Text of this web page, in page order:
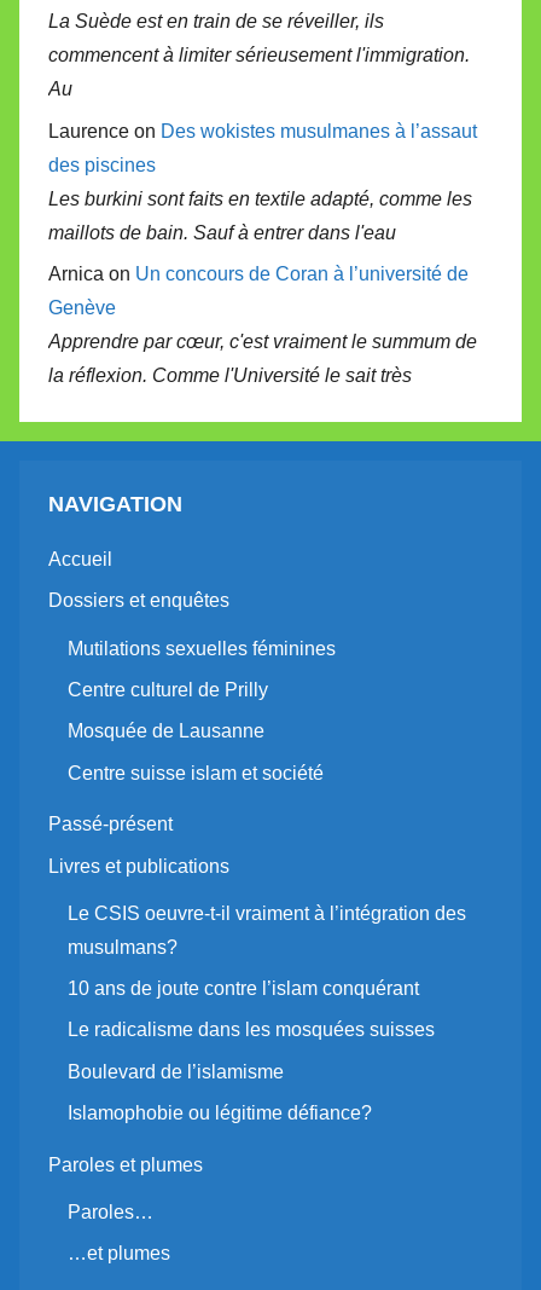
La Suède est en train de se réveiller, ils
commencent à limiter sérieusement l'immigration.
Au
Laurence on Des wokistes musulmanes à l’assaut
des piscines
Les burkini sont faits en textile adapté, comme les
maillots de bain. Sauf à entrer dans l'eau
Arnica on Un concours de Coran à l’université de
Genève
Apprendre par cœur, c'est vraiment le summum de
la réflexion. Comme l'Université le sait très
NAVIGATION
Accueil
Dossiers et enquêtes
Mutilations sexuelles féminines
Centre culturel de Prilly
Mosquée de Lausanne
Centre suisse islam et société
Passé-présent
Livres et publications
Le CSIS oeuvre-t-il vraiment à l’intégration des
musulmans?
10 ans de joute contre l’islam conquérant
Le radicalisme dans les mosquées suisses
Boulevard de l’islamisme
Islamophobie ou légitime défiance?
Paroles et plumes
Paroles…
…et plumes